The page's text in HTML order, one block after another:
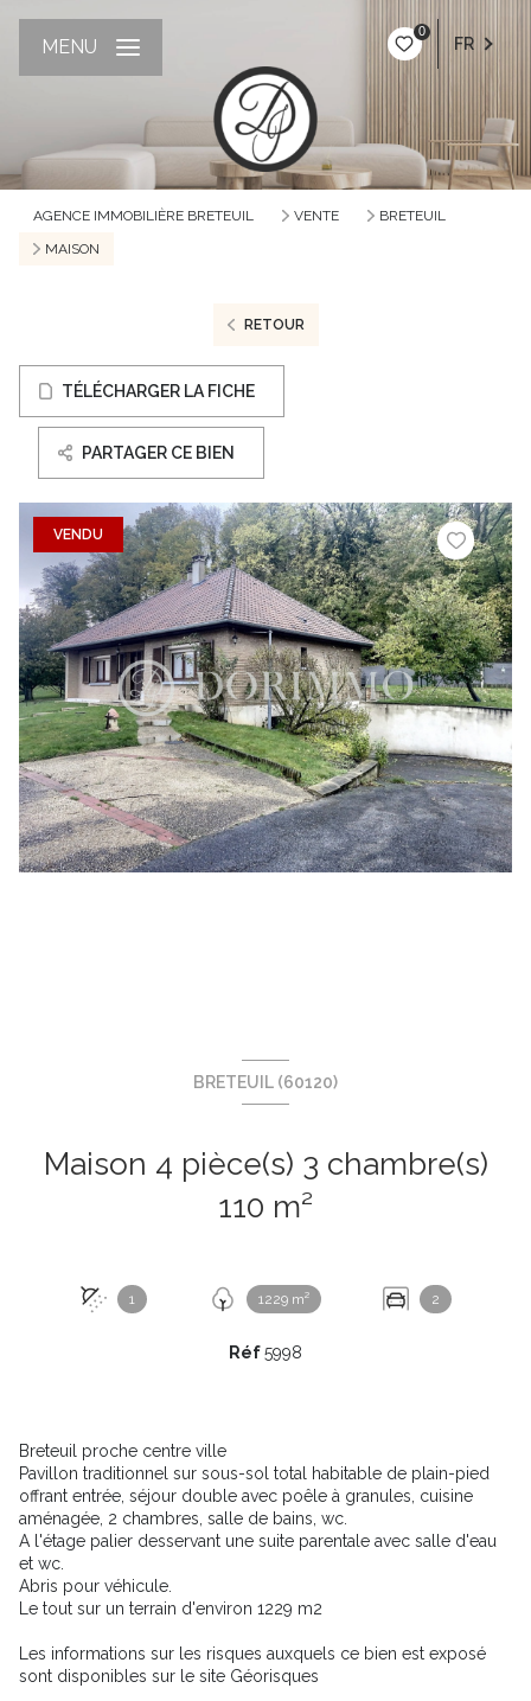
0
FR
MENU
AGENCE IMMOBILIÈRE BRETEUIL VENTE
BRETEUIL
MAISON
RETOUR
TÉLÉCHARGER LA FICHE
PARTAGER CE BIEN
VENDU
BRETEUIL (60120)
Maison 4 pièce(s) 3 chambre(s)
110 m²
1 1229 m² 2
Réf5998
Breteuil proche centre ville
Pavillon traditionnel sur sous-sol total habitable de plain-pied
offrant entrée, séjour double avec poêle à granules, cuisine
aménagée, 2 chambres, salle de bains, wc.
A l'étage palier desservant une suite parentale avec salle d'eau
et wc.
Abris pour véhicule.
Le tout sur un terrain d'environ 1229 m2
Les informations sur les risques auxquels ce bien est exposé
sont disponibles sur le site Géorisques